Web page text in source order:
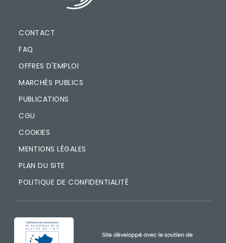
CONTACT
FAQ
OFFRES D'EMPLOI
MARCHÉS PUBLICS
PUBLICATIONS
CGU
COOKIES
MENTIONS LÉGALES
PLAN DU SITE
POLITIQUE DE CONFIDENTIALITÉ
IMAGE